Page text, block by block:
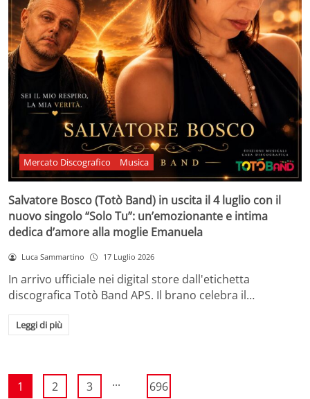
Mercato Discografico Musica
Salvatore Bosco (Totò Band) in uscita il 4 luglio con il
nuovo singolo “Solo Tu”: un’emozionante e intima
dedica d’amore alla moglie Emanuela
Luca Sammartino 17 Luglio 2026
In arrivo ufficiale nei digital store dall'etichetta
discografica Totò Band APS. Il brano celebra il…
Leggi di più
1 2 3 ... 696